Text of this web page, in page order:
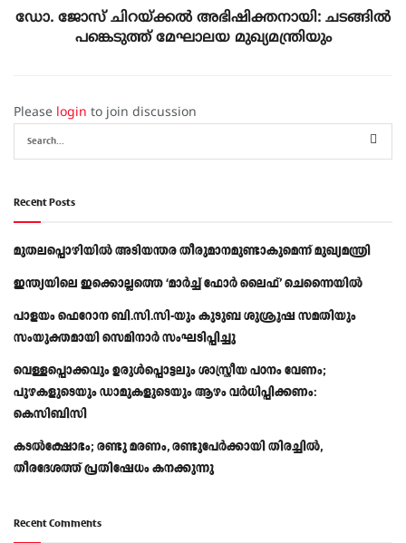
ഡോ. ജോസ് ചിറയ്ക്കല്‍ അഭിഷിക്തനായി: ചടങ്ങില്‍
പങ്കെടുത്ത് മേഘാലയ മുഖ്യമന്ത്രിയും
Please login to join discussion
Recent Posts
മുതലപ്പൊഴിയിൽ അടിയന്തര തീരുമാനമുണ്ടാകുമെന്ന് മുഖ്യമന്ത്രി
ഇന്ത്യയിലെ ഇക്കൊല്ലത്തെ ‘മാർച്ച് ഫോർ ലൈഫ്’ ചെന്നൈയിൽ
പാളയം ഫെറോന ബി.സി.സി-യും കുടുബ ശുശ്രൂഷ സമതിയും
സംയുക്തമായി സെമിനാർ സംഘടിപ്പിച്ചു
വെള്ളപ്പൊക്കവും ഉരുള്‍പ്പൊട്ടലും ശാസ്ത്രീയ പഠനം വേണം;
പുഴകളുടെയും ഡാമുകളുടെയും ആഴം വര്‍ധിപ്പിക്കണം:
കെസിബിസി
കടൽക്ഷോഭം; രണ്ടു മരണം, രണ്ടുപേർക്കായി തിരച്ചിൽ,
തീരദേശത്ത് പ്രതിഷേധം കനക്കുന്നു
Recent Comments